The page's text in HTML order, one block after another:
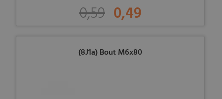
0,59 0,49
(8J1a) Bout M6x80